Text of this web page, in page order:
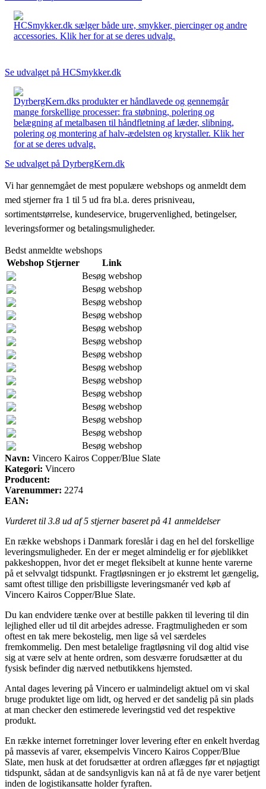
HCSmykker.dk sælger både ure, smykker, piercinger og andre
accessories. Klik her for at se deres udvalg.
Se udvalget på HCSmykker.dk
DyrbergKern.dks produkter er håndlavede og gennemgår
mange forskellige processer: fra støbning, polering og
belægning af metalbasen til håndfletning af læder, slibning,
polering og montering af halv-ædelsten og krystaller. Klik her
for at se deres udvalg.
Se udvalget på DyrbergKern.dk
Vi har gennemgået de mest populære webshops og anmeldt dem
med stjerner fra 1 til 5 ud fra bl.a. deres prisniveau,
sortimentstørrelse, kundeservice, brugervenlighed, betingelser,
leveringsformer og betalingsmuligheder.
Bedst anmeldte webshops
Webshop Stjerner
Link
Besøg webshop
Besøg webshop
Besøg webshop
Besøg webshop
Besøg webshop
Besøg webshop
Besøg webshop
Besøg webshop
Besøg webshop
Besøg webshop
Besøg webshop
Besøg webshop
Besøg webshop
Besøg webshop
Navn: Vincero Kairos Copper/Blue Slate
Kategori: Vincero
Producent:
Varenummer: 2274
EAN:
Vurderet til 3.8 ud af 5 stjerner baseret på 41 anmeldelser
En række webshops i Danmark foreslår i dag en hel del forskellige
leveringsmuligheder. En der er meget almindelig er for øjeblikket
pakkeshoppen, hvor det er meget fleksibelt at kunne hente varerne
på et selvvalgt tidspunkt. Fragtløsningen er jo ekstremt let gængelig,
samt oftest tillige den prisbilligste leveringsmanér ved køb af
Vincero Kairos Copper/Blue Slate.
Du kan endvidere tænke over at bestille pakken til levering til din
lejlighed eller ud til dit arbejdes adresse. Fragtmuligheden er som
oftest en tak mere bekostelig, men lige så vel særdeles
fremkommelig. Den mest betalelige fragtløsning vil dog altid vise
sig at være selv at hente ordren, som desværre forudsætter at du
fysisk befinder dig nærved netbutikkens hjemsted.
Antal dages levering på Vincero er ualmindeligt aktuel om vi skal
bruge produktet lige om lidt, og herved er det sandelig på sin plads
at man checker den estimerede leveringstid ved det respektive
produkt.
En række internet forretninger lover levering efter en enkelt hverdag
på massevis af varer, eksempelvis Vincero Kairos Copper/Blue
Slate, men husk at det forudsætter at ordren aflægges før et nøjagtigt
tidspunkt, sådan at de sandsynligvis kan nå at få de nye varer betjent
inden de logistikansatte holder fyraften.